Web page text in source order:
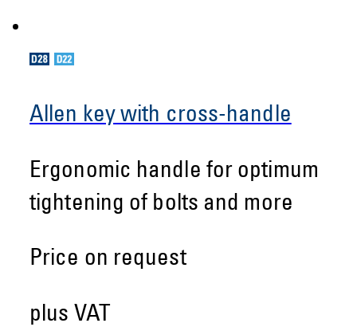
Allen key with cross-handle
Ergonomic handle for optimum
tightening of bolts and more
Price on request
plus VAT